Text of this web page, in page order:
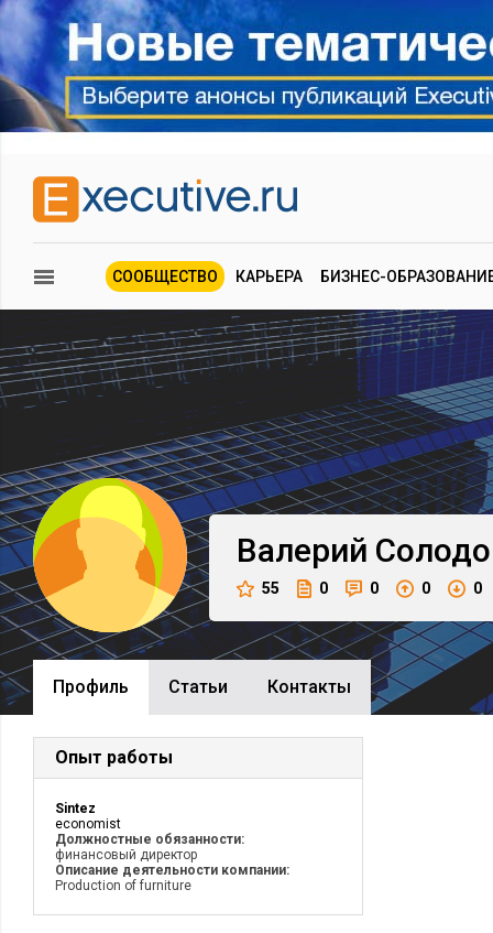
СООБЩЕСТВО КАРЬЕРА БИЗНЕС-
Валерий
55 0 0 0 0
Профиль Cтатьи Контакты
Опыт работы
Sintez
economist
Должностные обязанности:
финансовый директор
Описание деятельности компании:
Production of furniture